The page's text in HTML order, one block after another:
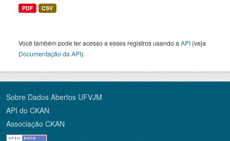
PDF CSV
Você também pode ter acesso a esses registros usando a API (veja
Documentação da API).
Sobre Dados Abertos UFVJM
API do CKAN
Associação CKAN